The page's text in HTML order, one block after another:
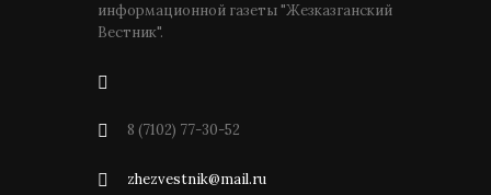
информационной газеты "Жезказганский
Вестник".
8 (7102) 77-30-52
zhezvestnik@mail.ru